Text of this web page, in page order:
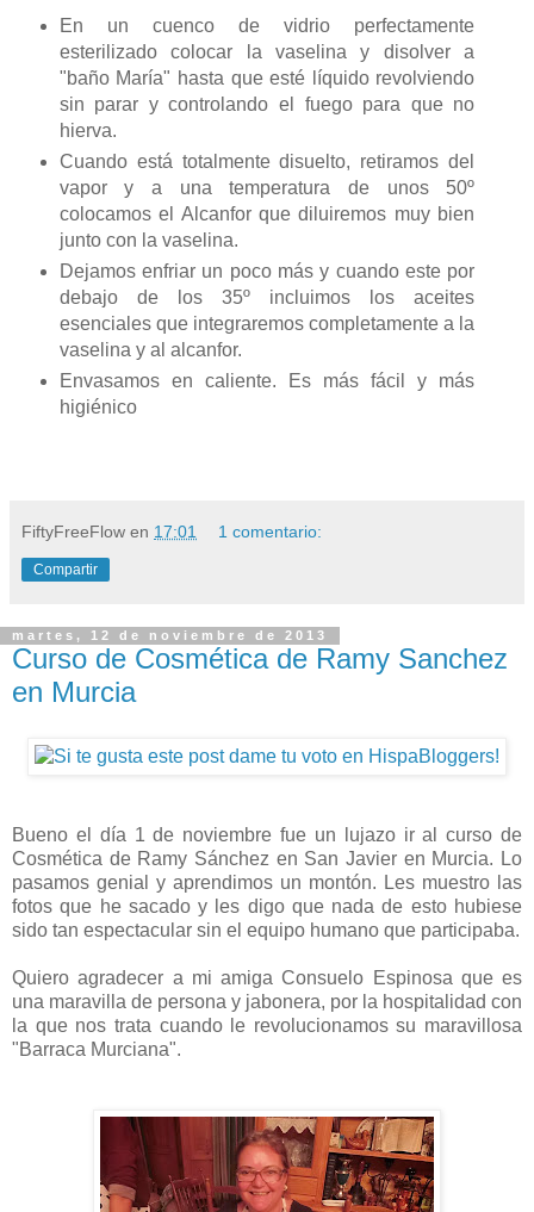
En un cuenco de vidrio perfectamente
esterilizado colocar la vaselina y disolver a
"baño María" hasta que esté líquido revolviendo
sin parar y controlando el fuego para que no
hierva.
Cuando está totalmente disuelto, retiramos del
vapor y a una temperatura de unos 50º
colocamos el Alcanfor que diluiremos muy bien
junto con la vaselina.
Dejamos enfriar un poco más y cuando este por
debajo de los 35º incluimos los aceites
esenciales que integraremos completamente a la
vaselina y al alcanfor.
Envasamos en caliente. Es más fácil y más
higiénico
FiftyFreeFlow en 17:01 1 comentario:
Compartir
martes, 12 de noviembre de 2013
Curso de Cosmética de Ramy Sanchez
en Murcia
Bueno el día 1 de noviembre fue un lujazo ir al curso de
Cosmética de Ramy Sánchez en San Javier en Murcia. Lo
pasamos genial y aprendimos un montón. Les muestro las
fotos que he sacado y les digo que nada de esto hubiese
sido tan espectacular sin el equipo humano que participaba.
Quiero agradecer a mi amiga Consuelo Espinosa que es
una maravilla de persona y jabonera, por la hospitalidad con
la que nos trata cuando le revolucionamos su maravillosa
"Barraca Murciana".